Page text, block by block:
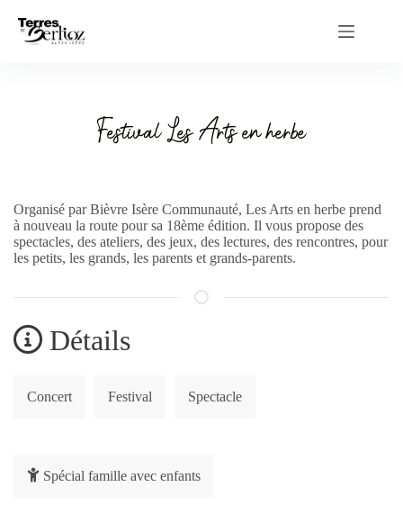
contenu
Festival Les Arts en herbe
Organisé par Bièvre Isère Communauté, Les Arts en herbe prend
à nouveau la route pour sa 18ème édition. Il vous propose des
spectacles, des ateliers, des jeux, des lectures, des rencontres, pour
les petits, les grands, les parents et grands-parents.
Détails
Concert Festival Spectacle
Spécial famille avec enfants